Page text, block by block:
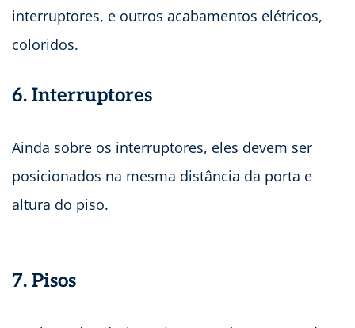
interruptores, e outros acabamentos elétricos,
coloridos.
6. Interruptores
Ainda sobre os interruptores, eles devem ser
posicionados na mesma distância da porta e
altura do piso.
7. Pisos